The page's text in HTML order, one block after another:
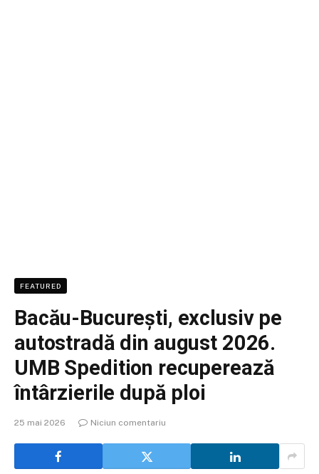
FEATURED
Bacău-București, exclusiv pe
autostradă din august 2026.
UMB Spedition recuperează
întârzierile după ploi
25 mai 2026 Niciun comentariu